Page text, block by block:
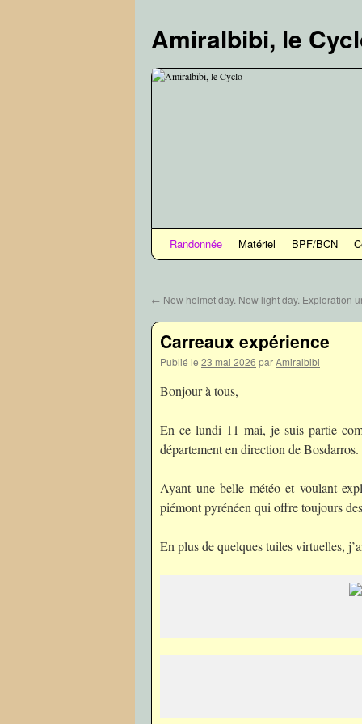
contenu
Amiralbibi, le
Randonnée Matériel BPF/BCN
← New helmet day. New light day. Exploration
Carreaux expérience
Publié le 23 mai 2026 parAmiralbibi
Bonjour à tous,
En ce lundi 11 mai, je suis partie
département en direction de Bosdarros.
Ayant une belle météo et voulant
piémont pyrénéen qui offre toujours
En plus de quelques tuiles virtuelles,